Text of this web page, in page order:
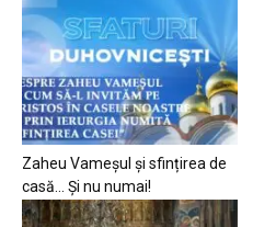
Zaheu Vameșul și sfințirea de
casă… Și nu numai!